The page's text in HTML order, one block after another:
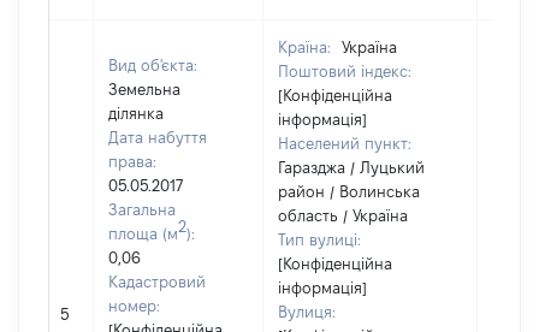
5
Вид об'єкта:
Земельна
ділянка
Дата набуття
права:
05.05.2017
Загальна
площа (м2):
0,06
Кадастровий
номер:
Країна:
Україна
Поштовий індекс:
[Конфіденційна
інформація]
Населений пункт:
Гаразджа / Луцький
район / Волинська
область / Україна
Тип вулиці:
[Конфіденційна
інформація]
Вулиця: